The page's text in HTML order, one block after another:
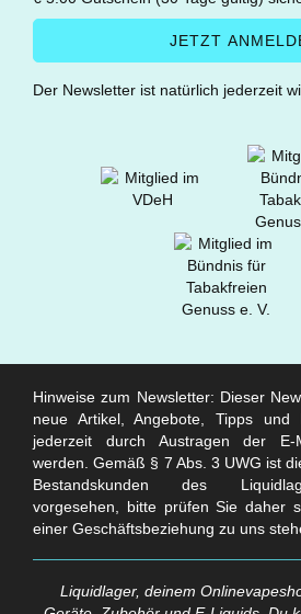
Der Newsletter ist natürlich jederzeit
Hinweise zum Newsletter: Dieser
neue Artikel, Angebote, Tipps
jederzeit durch Austragen der E-
werden. Gemäß § 7 Abs. 3 UWG ist
Bestandskunden des
vorgesehen, bitte prüfen Sie daher
einer Geschäftsbeziehung zu uns
Liquidlager, deinem